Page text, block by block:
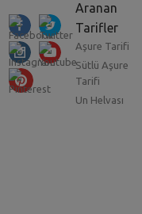
Aranan
Tarifler
Aşure Tarifi
Sütlü Aşure
Tarifi
Un Helvası